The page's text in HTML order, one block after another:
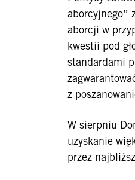
aborcyjnego”
aborcji w
kwestii pod
standardami
z
W sierpniu
uzyskanie
przez